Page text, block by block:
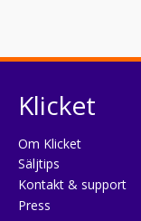
Klicket
Om Klicket
Säljtips
Kontakt & support
Press